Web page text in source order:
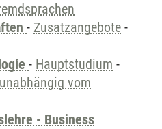
- Zusatzangebote -
- Hauptstudium -
vom
- Business